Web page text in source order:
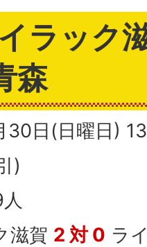
ラック
森
30日(日曜日)
)
滋賀 2 対 0 ラ